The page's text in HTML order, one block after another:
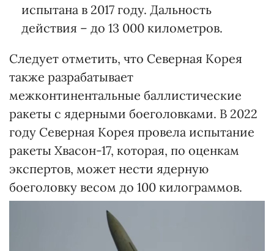
испытана в 2017 году. Дальность
действия – до 13 000 километров.
Следует отметить, что Северная Корея
также разрабатывает
межконтинентальные баллистические
ракеты с ядерными боеголовками. В 2022
году Северная Корея провела испытание
ракеты Хвасон-17, которая, по оценкам
экспертов, может нести ядерную
боеголовку весом до 100 килограммов.